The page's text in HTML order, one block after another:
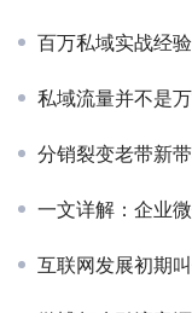
百万私域实战经
私域流量并不是
分销裂变老带新带
一文详解：企业
互联网发展初期叫